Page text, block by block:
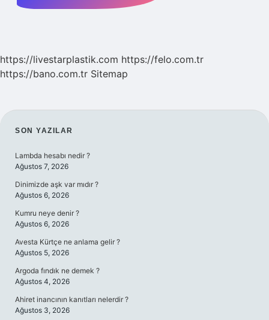
https://livestarplastik.com https://felo.com.tr
https://bano.com.tr Sitemap
SIDEBAR
SON YAZILAR
Lambda hesabı nedir ?
Ağustos 7, 2026
Dinimizde aşk var mıdır ?
Ağustos 6, 2026
Kumru neye denir ?
Ağustos 6, 2026
Avesta Kürtçe ne anlama gelir ?
Ağustos 5, 2026
Argoda fındık ne demek ?
Ağustos 4, 2026
Ahiret inancının kanıtları nelerdir ?
Ağustos 3, 2026